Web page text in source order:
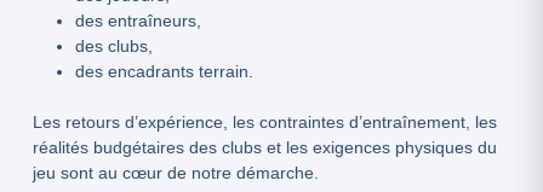
des entraîneurs,
des clubs,
des encadrants terrain.
Les retours d’expérience, les contraintes d’entraînement, les
réalités budgétaires des clubs et les exigences physiques du
jeu sont au cœur de notre démarche.